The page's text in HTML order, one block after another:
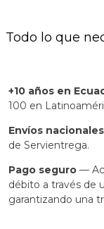
Todo lo que
+10 años en
100 en
Envíos nacionales
de Servientrega.
Pago seguro —
débito a través de
garantizando una